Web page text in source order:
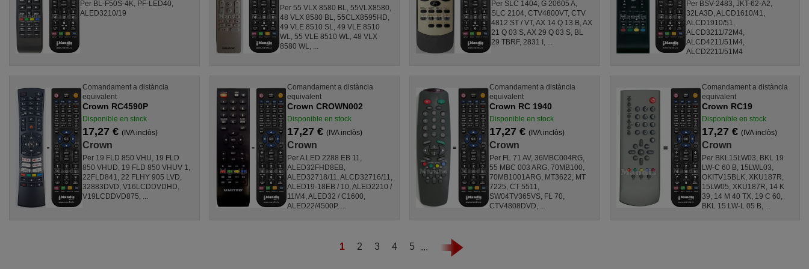
Per BL-F50S-4K, PF-LED40,
ALED3210/19
Per 55 VLX 8580 BL, 55VLX8580,
48 VLX 8580 BL, 55CLX8595HD,
49 VLE 8510 SL, 49 VLE 8510
WL, 55 VLE 8510 WL, 48 VLX
8580 WL, ...
Per SLC 1404, G 20605 A,
SLC 2104, CTV4800VT, CTV
4812 ST / VT, AX 14 Q 13 B, AX
21 Q 03 S, AX 29 Q 03 S, BL
29 TBRF, 2831 I, ...
Per BSV-2483, JKT-62-A2,
32LA3D, ALCD1610/41,
ALCD1910/51,
ALCD3211/72M4,
ALCD4211/51M4,
ALCD2211/51M4
Comandament a distància
equivalent
Crown RC4590P
Disponible en stock
17,27 € (IVA inclòs)
Crown
Per 19 FLD 850 VHU, 19 FLD
850 VHUD, 19 FLD 850 VHUV 1,
22FLD841, 22 FLHY 905 LVD,
32883DVD, V16LCDDVDHD,
V19LCDDVD875, ...
Comandament a distància
equivalent
Crown CROWN002
Disponible en stock
17,27 €(IVA inclòs)
Crown
Per A LED 2288 EB 11,
ALED32FHD8EB,
ALED32718/11, ALCD32716/11,
ALED19-18EB / 10, ALED2210 /
11M4, ALED32 / C1600,
ALED22/4500P, ...
Comandament a distància
equivalent
Crown RC 1940
Disponible en stock
17,27 €(IVA inclòs)
Crown
Per FL 71 AV, 36MBC004RG,
55 MBC 003 ARG, 70MB100,
70MB1001ARG, MT3622, MT
7225, CT 5511,
SW04TV365VS, FL 70,
CTV4808DVD, ...
Comandament a distància
equivalent
Crown RC19
Disponible en stock
17,27 €(IVA inclòs)
Crown
Per BKL15LW03, BKL 19
LW-C 60 B, 15LWL03,
OKITV15BLK, XKU187R,
15LW05, XKU187R, 14 K
39, 14 M 40 TX, 19 C 60,
BKL 15 LW-L 05 B, ...
1 2 3 4 5